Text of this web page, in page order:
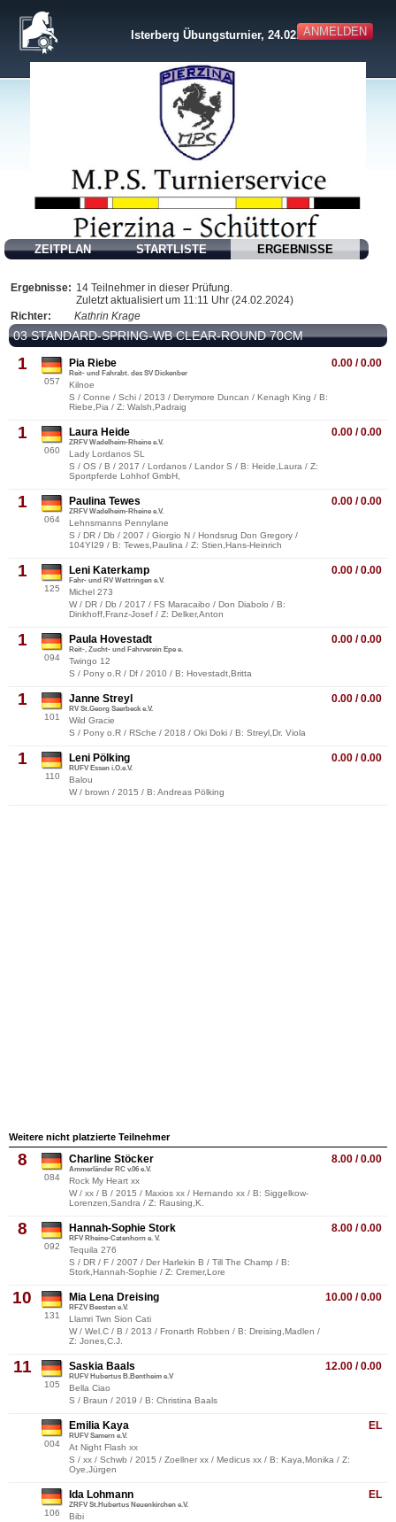
ANMELDEN
Isterberg Übungsturnier, 24.02.2024
ZEITPLAN STARTLISTE ERGEBNISSE
Ergebnisse: 14 Teilnehmer in dieser Prüfung.
Zuletzt aktualisiert um 11:11 Uhr (24.02.2024)
Richter:
Kathrin Krage
03 STANDARD-SPRING-WB CLEAR-ROUND 70CM
1
057
0.00 / 0.00
Pia Riebe
Reit- und Fahrabt. des SV Dickenber
Kilnoe
S / Conne / Schi / 2013 / Derrymore Duncan / Kenagh King / B:
Riebe,Pia / Z: Walsh,Padraig
1
060
0.00 / 0.00
Laura Heide
ZRFV Wadelheim-Rheine e.V.
Lady Lordanos SL
S / OS / B / 2017 / Lordanos / Landor S / B: Heide,Laura / Z:
Sportpferde Lohhof GmbH,
1
064
0.00 / 0.00
Paulina Tewes
ZRFV Wadelheim-Rheine e.V.
Lehnsmanns Pennylane
S / DR / Db / 2007 / Giorgio N / Hondsrug Don Gregory /
104YI29 / B: Tewes,Paulina / Z: Stien,Hans-Heinrich
1
125
0.00 / 0.00
Leni Katerkamp
Fahr- und RV Wettringen e.V.
Michel 273
W / DR / Db / 2017 / FS Maracaibo / Don Diabolo / B:
Dinkhoff,Franz-Josef / Z: Delker,Anton
1
094
0.00 / 0.00
Paula Hovestadt
Reit-, Zucht- und Fahrverein Epe e.
Twingo 12
S / Pony o.R / Df / 2010 / B: Hovestadt,Britta
1
101
0.00 / 0.00
Janne Streyl
RV St.Georg Saerbeck e.V.
Wild Gracie
S / Pony o.R / RSche / 2018 / Oki Doki / B: Streyl,Dr. Viola
1
110
0.00 / 0.00
Leni Pölking
RUFV Essen i.O.e.V.
Balou
W / brown / 2015 / B: Andreas Pölking
Weitere nicht platzierte Teilnehmer
8
084
8.00 / 0.00
Charline Stöcker
Ammerländer RC v.06 e.V.
Rock My Heart xx
W / xx / B / 2015 / Maxios xx / Hernando xx / B: Siggelkow-
Lorenzen,Sandra / Z: Rausing,K.
8
092
8.00 / 0.00
Hannah-Sophie Stork
RFV Rheine-Catenhorn e. V.
Tequila 276
S / DR / F / 2007 / Der Harlekin B / Till The Champ / B:
Stork,Hannah-Sophie / Z: Cremer,Lore
10
131
10.00 / 0.00
Mia Lena Dreising
RFZV Beesten e.V.
Llamri Twn Sion Cati
W / Wel.C / B / 2013 / Fronarth Robben / B: Dreising,Madlen /
Z: Jones,C.J.
11
105
12.00 / 0.00
Saskia Baals
RUFV Hubertus B.Bentheim e.V
Bella Ciao
S / Braun / 2019 / B: Christina Baals
004
EL
Emilia Kaya
RUFV Samern e.V.
At Night Flash xx
S / xx / Schwb / 2015 / Zoellner xx / Medicus xx / B: Kaya,Monika / Z:
Oye,Jürgen
106
EL
Ida Lohmann
ZRFV St.Hubertus Neuenkirchen e.V.
Bibi